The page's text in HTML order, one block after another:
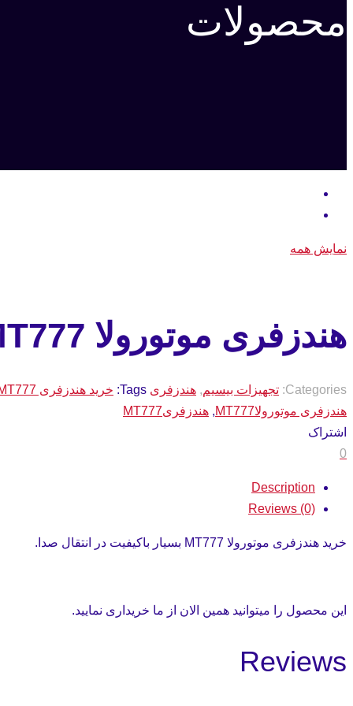
محصولات
نمایش همه
هندزفری موتورولا MT777
Categories: تجهیزات بیسیم, هندزفری Tags: خرید هندزفری MT777
هندزفری موتورولاMT777
, هندزفریMT777
اشتراک
0
Description
Reviews (0)
خرید هندزفری موتورولا MT777 بسیار باکیفیت در انتقال صدا.
این محصول را میتوانید همین الان از ما خریداری نمایید.
Reviews